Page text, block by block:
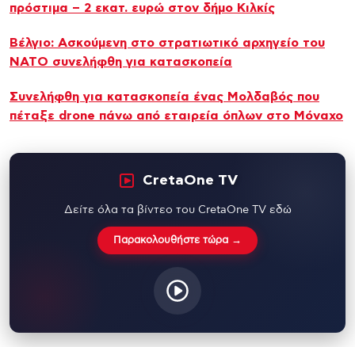
πρόστιμα – 2 εκατ. ευρώ στον δήμο Κιλκίς
Βέλγιο: Ασκούμενη στο στρατιωτικό αρχηγείο του
ΝΑΤΟ συνελήφθη για κατασκοπεία
Συνελήφθη για κατασκοπεία ένας Μολδαβός που
πέταξε drone πάνω από εταιρεία όπλων στο Μόναχο
CretaOne TV
Δείτε όλα τα βίντεο του CretaOne TV εδώ
Παρακολουθήστε τώρα →